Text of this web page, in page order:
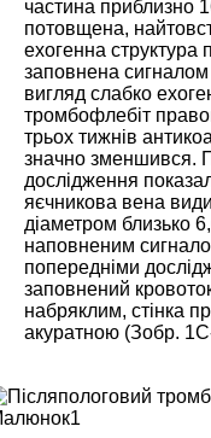
частина приблизно
потовщена,
ехогенна структура
заповнена сигналом
вигляд слабко
тромбофлебіт
трьох тижнів
значно зменшився.
дослідження
яєчникова вена
діаметром близько
наповненим
попередніми
заповнений
набряклим, стінка
акуратною (Зобр. 1